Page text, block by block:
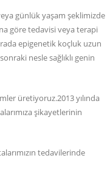
günlük yaşam şeklimizde
göre tedavisi veya terapi
epigenetik koçluk uzun
nesle sağlıklı genin
üretiyoruz.2013 yılında
şikayetlerinin
tedavilerinde